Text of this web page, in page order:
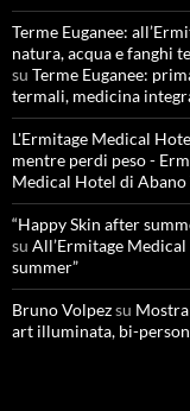
Terme Euganee:
natura, acqua e fanghi
su Terme Euganee:
termali, medicina
L'Ermitage Medical
mentre perdi peso -
Medical Hotel di Abano
“Happy Skin after
su All’Ermitage
summer”
Bruno Volpezsu
art illuminata, bi-